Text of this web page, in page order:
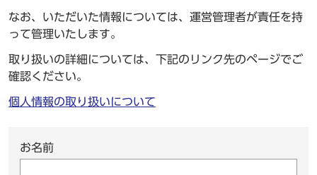
なお、いただいた情報については、運営管理者が責任を持
って管理いたします。
取り扱いの詳細については、下記のリンク先のページでご
確認ください。
個人情報の取り扱いについて
お名前